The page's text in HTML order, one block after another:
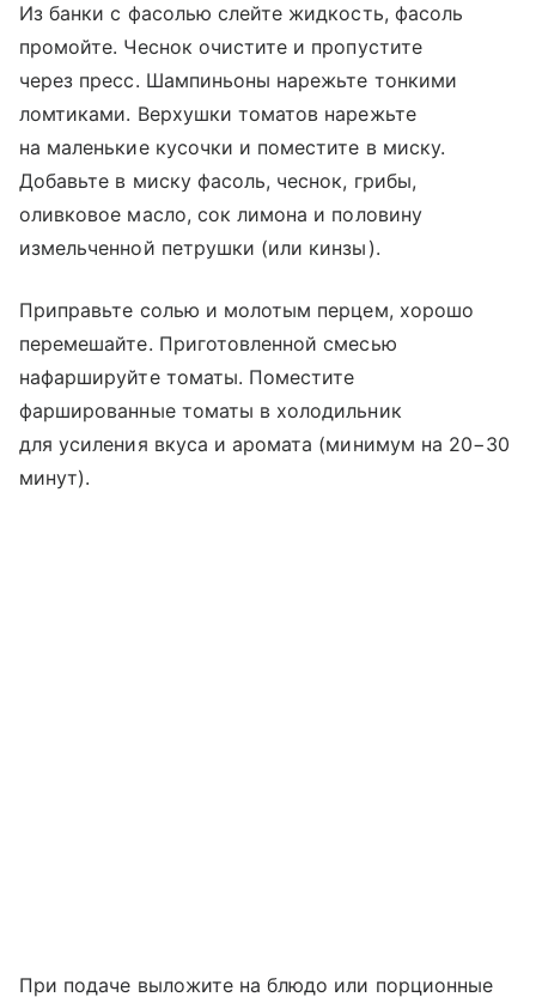
Из банки с фасолью слейте жидкость, фасоль
промойте. Чеснок очистите и пропустите
через пресс. Шампиньоны нарежьте тонкими
ломтиками. Верхушки томатов нарежьте
на маленькие кусочки и поместите в миску.
Добавьте в миску фасоль, чеснок, грибы,
оливковое масло, сок лимона и половину
измельченной петрушки (или кинзы).
Приправьте солью и молотым перцем, хорошо
перемешайте. Приготовленной смесью
нафаршируйте томаты. Поместите
фаршированные томаты в холодильник
для усиления вкуса и аромата (минимум на 20−30
минут).
При подаче выложите на блюдо или порционные